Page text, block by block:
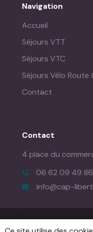
Navigation
Accueil
Séjours VTT
Séjours VTC
Séjours Vélo Route
Contact
Contact
4 place du
06 62 09 49 86
info@cap-
Mentions Légales|